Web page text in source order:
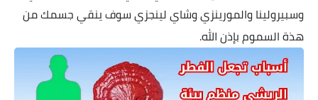
وسبيرولينا والمورينزي وشاي لينجزي سوف ينقي جسمك من
هذة السموم بإذن الله.